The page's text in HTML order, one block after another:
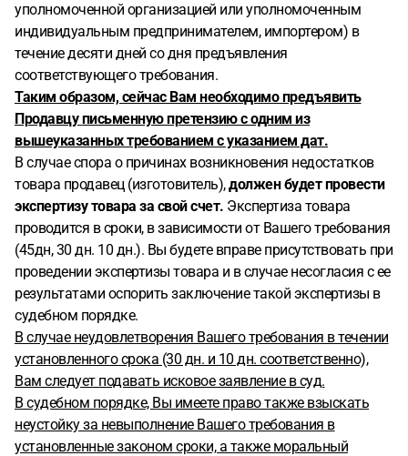
уполномоченной организацией или уполномоченным
индивидуальным предпринимателем, импортером) в
течение десяти дней со дня предъявления
соответствующего требования.
Таким образом, сейчас Вам необходимо предъявить
Продавцуписьменную претензию с одним из
вышеуказанных требованием с указанием дат.
В случае спора о причинах возникновения недостатков
товара продавец (изготовитель),должен будет провести
экспертизу товара за свой счет. Экспертиза товара
проводится в сроки, в зависимости от Вашего требования
(45дн, 30 дн. 10 дн.). Вы будете вправе присутствовать при
проведении экспертизы товара и в случае несогласия с ее
результатами оспорить заключение такой экспертизы в
судебном порядке.
В случае неудовлетворения Вашего требования в течении
установленного срока (30 дн. и 10 дн. соответственно),
Вам следует подавать исковое заявление в суд.
В судебном порядке, Вы имеете право также взыскать
неустойку за невыполнение Вашего требования в
установленные законом сроки, а также моральный